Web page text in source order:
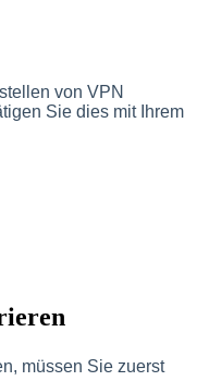
von VPN
Sie dies mit Ihrem
müssen Sie zuerst